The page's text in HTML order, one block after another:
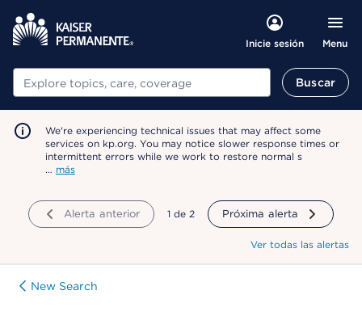
Inicie sesión Menu
Buscar Buscar
We're experiencing technical issues that may affect some
services on kp.org. You may notice slower response times or
intermittent errors while we work to restore normal s
… más
Alerta anterior mostrando
1 de 2 Próxima alerta
Ver todas las alertas
New Search